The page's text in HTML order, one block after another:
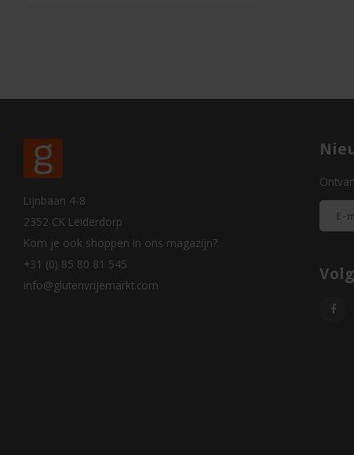
Lijnbaan 4-8
2352 CK Leiderdorp
Kom je ook shoppen in ons magazijn?
+31 (0) 85 80 81 545
info@glutenvrijemarkt.com